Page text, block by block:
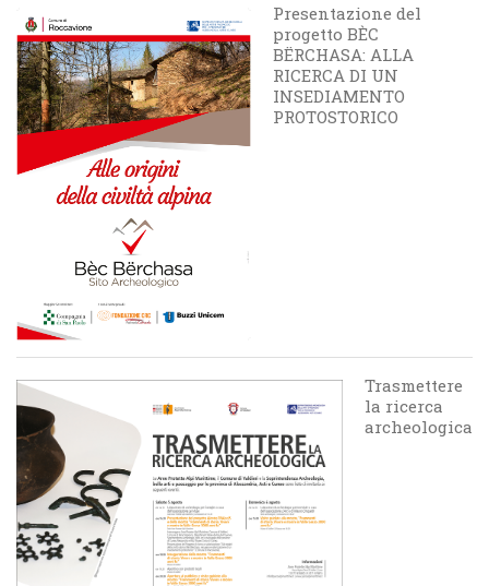
Presentazione del
progetto BÈC
BËRCHASA: ALLA
RICERCA DI UN
INSEDIAMENTO
PROTOSTORICO
Trasmettere
la ricerca
archeologica